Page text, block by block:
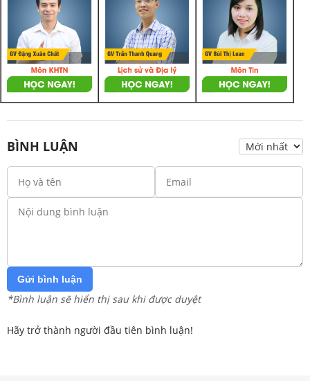
BÌNH LUẬN
Gửi bình luận
*Bình luận sẽ hiển thị sau khi được duyệt
Hãy trở thành người đầu tiên bình luận!